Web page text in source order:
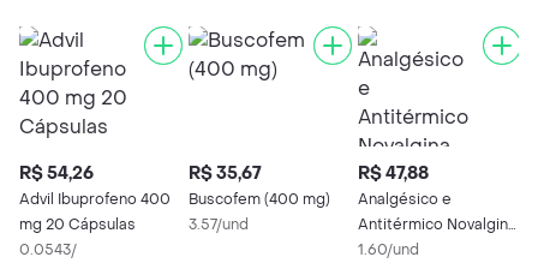
R$ 54,26
Advil Ibuprofeno 400
mg 20 Cápsulas
0.0543/
R$ 35,67
Buscofem (400 mg)
3.57/und
R$ 47,88
Analgésico e
Antitérmico Novalgina
500mg 30
1.60/und